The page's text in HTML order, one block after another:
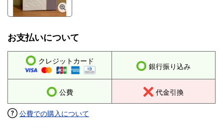
お支払いについて
クレジットカード
銀行振り込み
公費 代金引換
公費での購入について